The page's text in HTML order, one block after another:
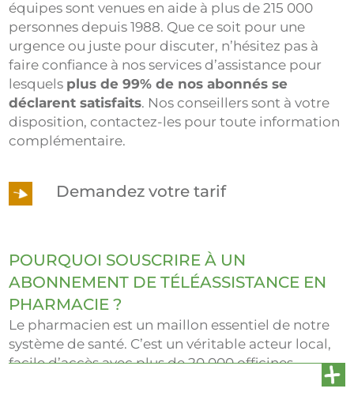
équipes sont venues en aide à plus de 215 000
personnes depuis 1988. Que ce soit pour une
urgence ou juste pour discuter, n’hésitez pas à
faire confiance à nos services d’assistance pour
lesquels plus de 99% de nos abonnés se
déclarent satisfaits. Nos conseillers sont à votre
disposition, contactez-les pour toute information
complémentaire.
Demandez votre tarif
POURQUOI SOUSCRIRE À UN
ABONNEMENT DE TÉLÉASSISTANCE EN
PHARMACIE ?
Le pharmacien est un maillon essentiel de notre
système de santé. C’est un véritable acteur local,
facile d’accès avec plus de 20 000 officines